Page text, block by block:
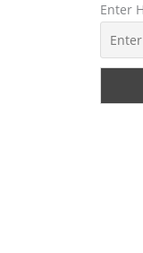
Enter